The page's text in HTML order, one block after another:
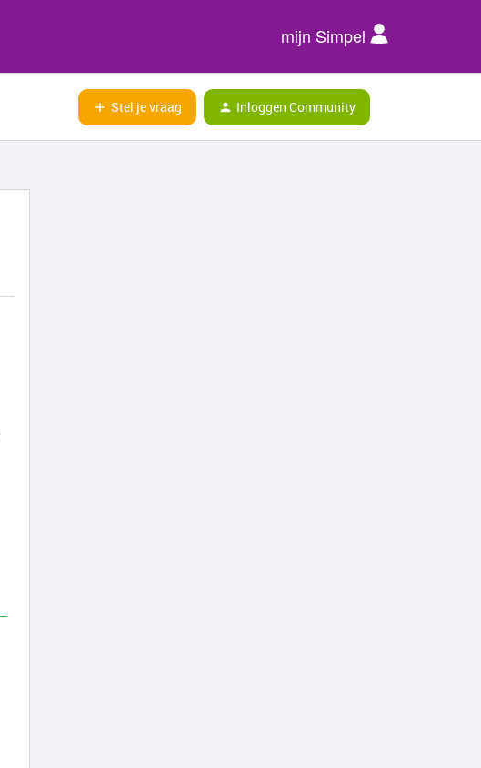
mijn Simpel
Stel je vraag Inloggen Community